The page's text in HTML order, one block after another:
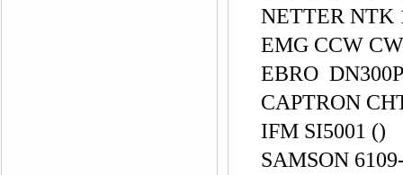
NETTER NTK
EMG CCW
EBRO
CAPTRON
IFM SI5001 ()
SAMSON